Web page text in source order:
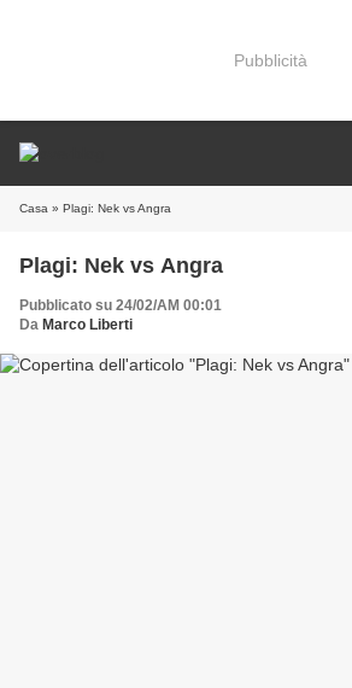
Pubblicità
Casa » Plagi: Nek vs Angra
Plagi: Nek vs Angra
Pubblicato su 24/02/AM 00:01
Da Marco Liberti